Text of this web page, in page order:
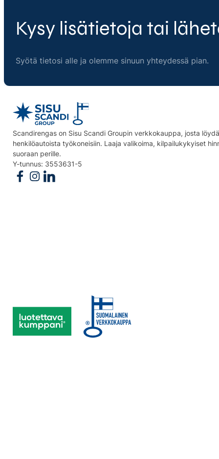
Kysy lisätietoja tai
Syötä tietosi alle ja olemme sinuun yhteydessä pian.
Scandirengas on Sisu Scandi Groupin verkkokauppa, josta
henkilöautoista työkoneisiin. Laaja valikoima, kilpailukykyiset
suoraan perille.
Y-tunnus: 3553631-5
Follow us on Facebook
Follow us on Instagram
Follow us on Linkedin